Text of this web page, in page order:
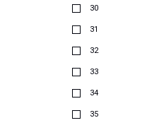
30
31
32
33
34
35